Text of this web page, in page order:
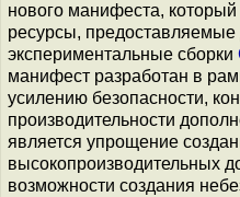
нового манифеста,
ресурсы,
экспериментальные сборки
манифест разработан в
усилению безопасности,
производительности
является упрощение
высокопроизводительных
возможности создания